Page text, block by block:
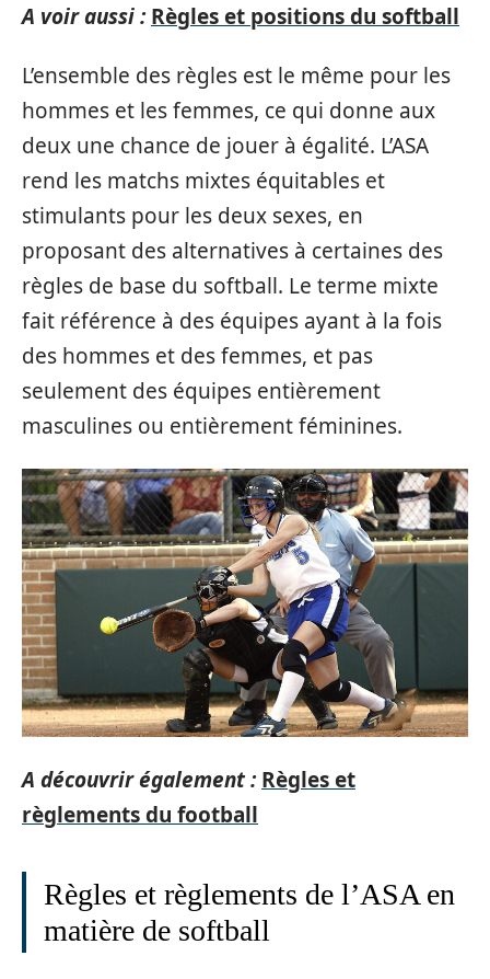
A voir aussi : Règles et positions du softball
L’ensemble des règles est le même pour les
hommes et les femmes, ce qui donne aux
deux une chance de jouer à égalité. L’ASA
rend les matchs mixtes équitables et
stimulants pour les deux sexes, en
proposant des alternatives à certaines des
règles de base du softball. Le terme mixte
fait référence à des équipes ayant à la fois
des hommes et des femmes, et pas
seulement des équipes entièrement
masculines ou entièrement féminines.
A découvrir également : Règles et
règlements du football
Règles et règlements de l’ASA en
matière de softball